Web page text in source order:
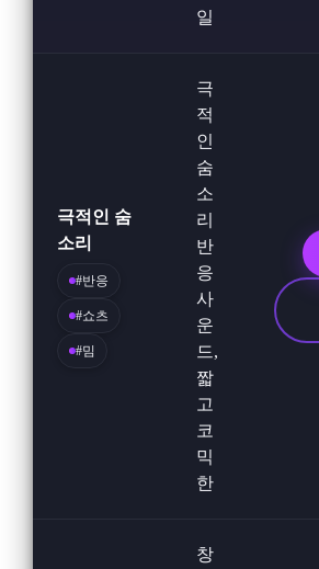
일
극적인 숨
소리
#반응
#쇼츠
#밈
극
적
인
숨
소
리
반
응
사
운
드,
짧
고
코
믹
한
창